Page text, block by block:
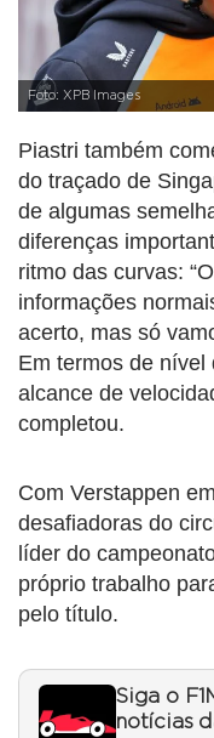
Foto: XPB Images
Piastri também
do traçado de
de algumas
diferenças
ritmo das curvas:
informações
acerto, mas só
Em termos de nível
alcance de
completou.
Com Verstappen
desafiadoras do
líder do
próprio trabalho
pelo título.
Siga o
notícias